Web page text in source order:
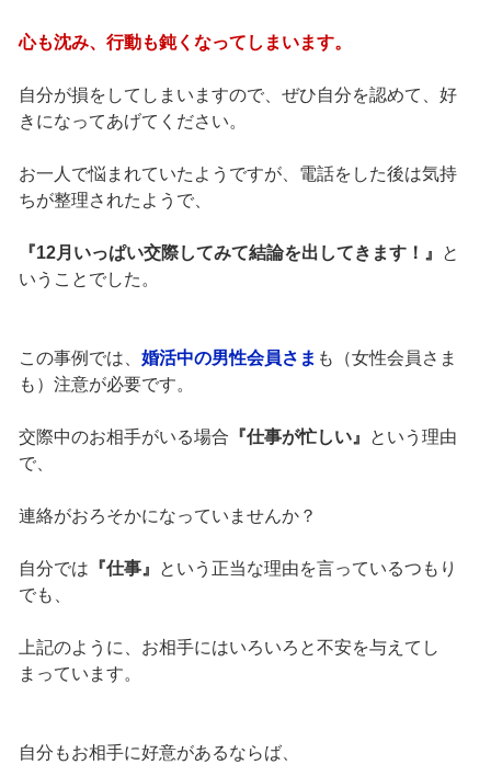
心も沈み、行動も鈍くなってしまいます。
自分が損をしてしまいますので、ぜひ自分を認めて、好
きになってあげてください。
お一人で悩まれていたようですが、電話をした後は気持
ちが整理されたようで、
『12月いっぱい交際してみて結論を出してきます！』
と
いうことでした。
この事例では、 婚活中の男性会員さま も（女性会員さま
も）注意が必要です。
交際中のお相手がいる場合 『仕事が忙しい』
という理由
で、
連絡がおろそかになっていませんか？
自分では 『仕事』
という正当な理由を言っているつもり
でも、
上記のように、お相手にはいろいろと不安を与えてし
まっています。
自分もお相手に好意があるならば、